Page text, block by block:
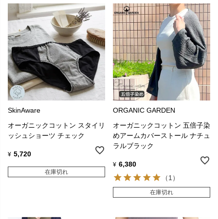
SkinAware
オーガニックコットン スタイリ
ッシュショーツ チェック
¥ 5,720
在庫切れ
ORGANIC GARDEN
オーガニックコットン 五倍子染
めアームカバーストール ナチュ
ラルブラック
¥ 6,380
（1）
在庫切れ